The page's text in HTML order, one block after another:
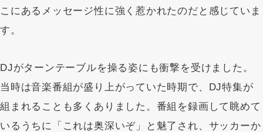
こにあるメッセージ性に強く惹かれたのだと感じていま
す。
DJがターンテーブルを操る姿にも衝撃を受けました。
当時は音楽番組が盛り上がっていた時期で、DJ特集が
組まれることも多くありました。番組を録画して眺めて
いるうちに「これは奥深いぞ」と魅了され、サッカーか